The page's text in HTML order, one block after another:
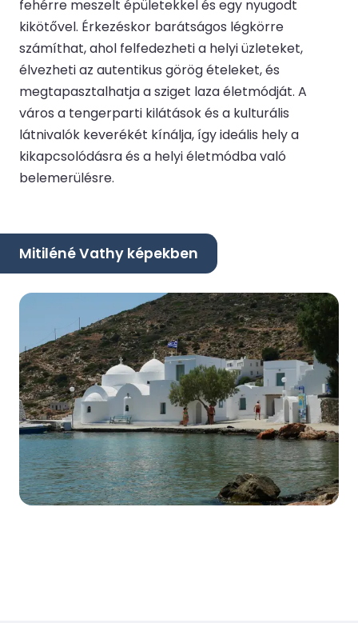
fehérre meszelt épületekkel és egy nyugodt
kikötővel. Érkezéskor barátságos légkörre
számíthat, ahol felfedezheti a helyi üzleteket,
élvezheti az autentikus görög ételeket, és
megtapasztalhatja a sziget laza életmódját. A
város a tengerparti kilátások és a kulturális
látnivalók keverékét kínálja, így ideális hely a
kikapcsolódásra és a helyi életmódba való
belemerülésre.
Mitiléné Vathy képekben